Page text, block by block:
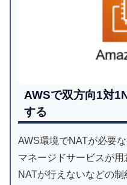
AWSで双方向1対
する
AWS環境でNATが必要
マネージドサービスが
NATが行えないなどの制